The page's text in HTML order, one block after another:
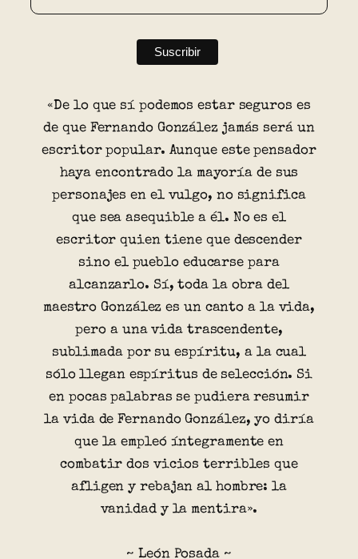
«De lo que sí podemos estar seguros es
de que Fernando González jamás será un
escritor popular. Aunque este pensador
haya encontrado la mayoría de sus
personajes en el vulgo, no significa
que sea asequible a él. No es el
escritor quien tiene que descender
sino el pueblo educarse para
alcanzarlo. Sí, toda la obra del
maestro González es un canto a la vida,
pero a una vida trascendente,
sublimada por su espíritu, a la cual
sólo llegan espíritus de selección. Si
en pocas palabras se pudiera resumir
la vida de Fernando González, yo diría
que la empleó íntegramente en
combatir dos vicios terribles que
afligen y rebajan al hombre: la
vanidad y la mentira».
~ León Posada ~